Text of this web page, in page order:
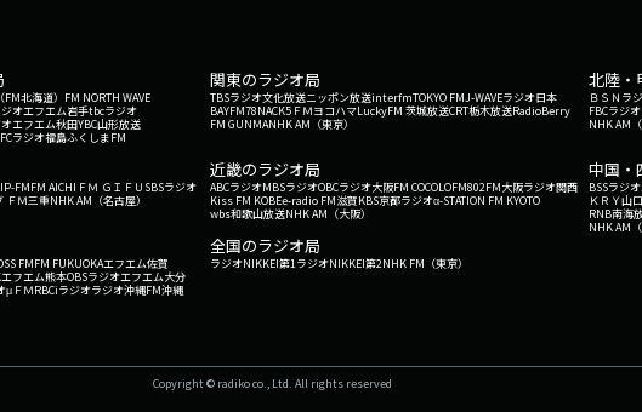
ってみんないい」という教えの通り、個々の違いを認め合い、命を丸ごと肯定する視点
旗」です。どうぞお楽しみに。お話は、熊本市中央区京町（きょうまち）にある仏嚴寺
ほ こうしょう）さん。ゲストは「terakoya 和多志家（わたしや）」の蓮田大華（はすだ
（まるい じゅんこ）でした。
北海道） FM NORTH WAVE
オエフエム岩手tbcラジオ
エフエム秋田YBC山形放送
ラジオ福島ふくしまFM
関東のラジオ局
TBSラジオ文化放送ニッポン放送interfmTOKYO FMJ-WAVEラジオ日本
BAYFM78NACK5 ＦＭヨコハマLuckyFM 茨城放送CRT栃木放送RadioBerry
FM GUNMANHK AM（東京）
北陸・
ＢＳＮラ
FBCラジオ
NHK AM（
FMFM AICHI ＦＭ ＧＩＦＵ SBSラジオ
ＦＭ三重NHK AM（名古屋）
近畿のラジオ局
ABCラジオMBSラジオOBCラジオ大阪FM COCOLOFM802FM大阪ラジオ関西
Kiss FM KOBEe-radio FM滋賀KBS京都ラジオα-STATION FM KYOTO
wbs和歌山放送NHK AM（大阪）
中国・
BSSラジオ
ＫＲＹ山
RNB南海
NHK AM（
FMFM FUKUOKAエフエム佐賀
フエム熊本OBSラジオエフエム大分
μＦＭRBCiラジオラジオ沖縄FM沖縄
全国のラジオ局
ラジオNIKKEI第1ラジオNIKKEI第2NHK FM（東京）
Copyright © radiko co., Ltd. All rights reserved